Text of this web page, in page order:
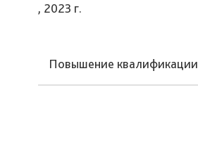
, 2023 г.
Повышение квалификации